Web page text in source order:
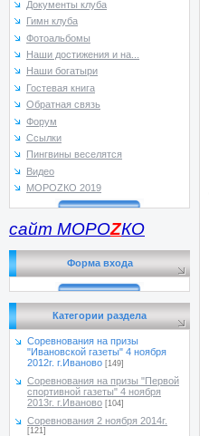
Документы клуба
Гимн клуба
Фотоальбомы
Наши достижения и на...
Наши богатыри
Гостевая книга
Обратная связь
Форум
Ссылки
Пингвины веселятся
Видео
МОРОZКО 2019
сайт МОРОZКО
Форма входа
Категории раздела
Соревнования на призы
"Ивановской газеты" 4 ноября
2012г. г.Иваново [149]
Соревнования на призы "Первой
спортивной газеты" 4 ноября
2013г. г.Иваново [104]
Соревнования 2 ноября 2014г.
[121]